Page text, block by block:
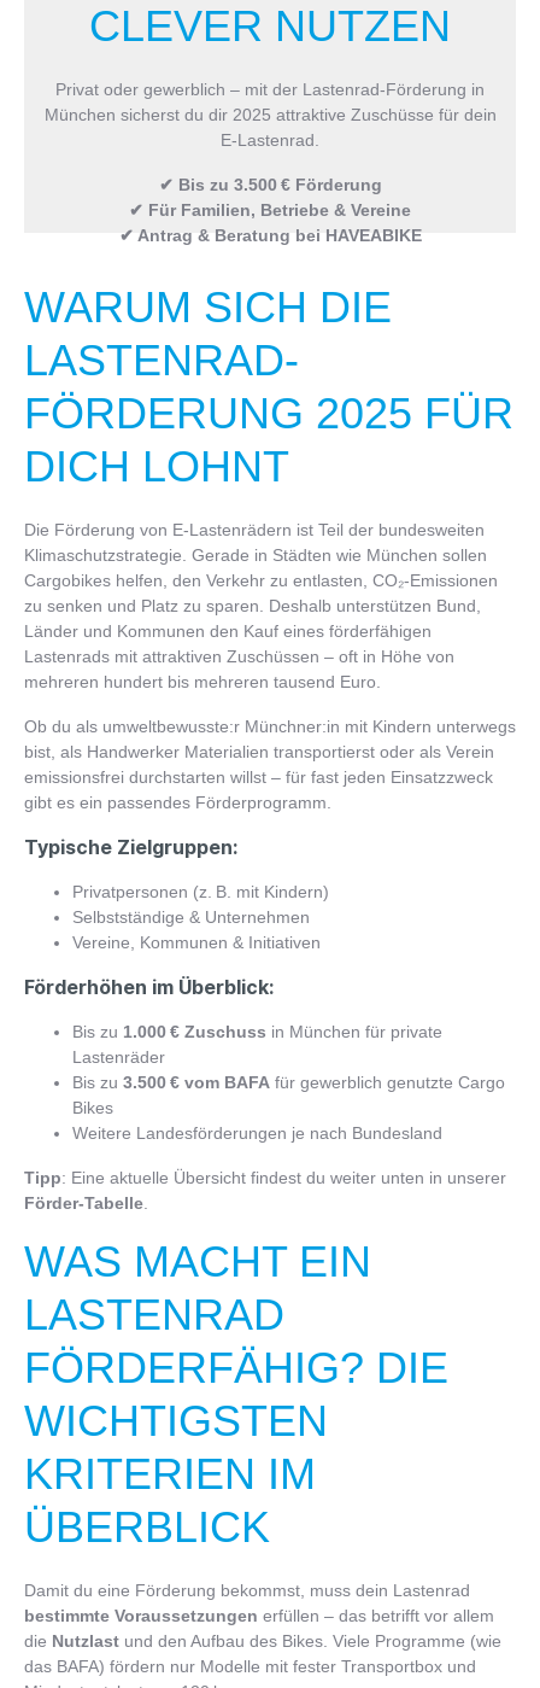
CLEVER NUTZEN
Privat oder gewerblich – mit der Lastenrad-Förderung in
München sicherst du dir 2025 attraktive Zuschüsse für dein
E-Lastenrad.
✔︎ Bis zu 3.500 € Förderung
✔︎ Für Familien, Betriebe & Vereine
✔︎ Antrag & Beratung bei HAVEABIKE
WARUM SICH DIE
LASTENRAD-
FÖRDERUNG 2025 FÜR
DICH LOHNT
Die Förderung von E-Lastenrädern ist Teil der bundesweiten
Klimaschutzstrategie. Gerade in Städten wie München sollen
Cargobikes helfen, den Verkehr zu entlasten, CO₂-Emissionen
zu senken und Platz zu sparen. Deshalb unterstützen Bund,
Länder und Kommunen den Kauf eines förderfähigen
Lastenrads mit attraktiven Zuschüssen – oft in Höhe von
mehreren hundert bis mehreren tausend Euro.
Ob du als umweltbewusste:r Münchner:in mit Kindern unterwegs
bist, als Handwerker Materialien transportierst oder als Verein
emissionsfrei durchstarten willst – für fast jeden Einsatzzweck
gibt es ein passendes Förderprogramm.
Typische Zielgruppen:
Privatpersonen (z. B. mit Kindern)
Selbstständige & Unternehmen
Vereine, Kommunen & Initiativen
Förderhöhen im Überblick:
Bis zu 1.000 € Zuschuss in München für private
Lastenräder
Bis zu 3.500 € vom BAFA für gewerblich genutzte Cargo
Bikes
Weitere Landesförderungen je nach Bundesland
Tipp: Eine aktuelle Übersicht findest du weiter unten in unserer
Förder-Tabelle
WAS MACHT EIN
LASTENRAD
FÖRDERFÄHIG? DIE
WICHTIGSTEN
KRITERIEN IM
ÜBERBLICK
Damit du eine Förderung bekommst, muss dein Lastenrad
bestimmte Voraussetzungen erfüllen – das betrifft vor allem
die Nutzlast und den Aufbau des Bikes. Viele Programme (wie
das BAFA) fördern nur Modelle mit fester Transportbox und